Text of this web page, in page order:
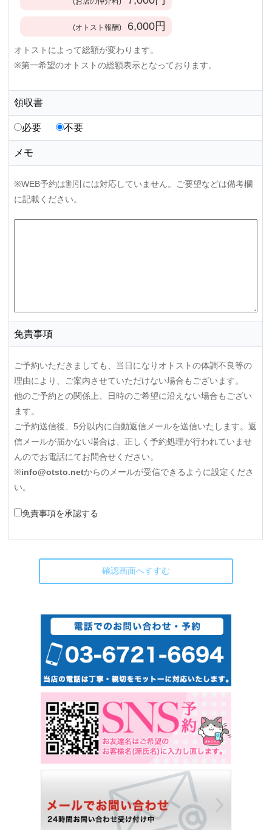
(オトスト報酬) 6,000円
オトストによって総額が変わります。
※第一希望のオトストの総額表示となっております。
領収書
必要 不要
メモ
※WEB予約は割引には対応していません。ご要望などは備考欄
に記載ください。
免責事項
ご予約いただきましても、当日になりオトストの体調不良等の
理由により、ご案内させていただけない場合もございます。
他のご予約との関係上、日時のご希望に沿えない場合もござい
ます。
ご予約送信後、5分以内に自動返信メールを送信いたします。返
信メールが届かない場合は、正しく予約処理が行われていませ
んのでお電話にてお問合せください。
※info@otsto.netからのメールが受信できるように設定くださ
い。
免責事項を承認する